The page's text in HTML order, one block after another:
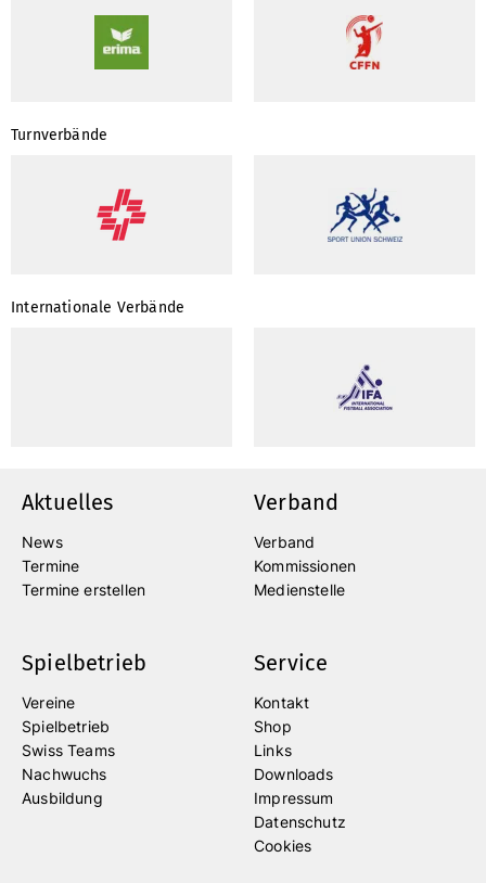
Turnverbände
Internationale Verbände
Aktuelles
News
Termine
Termine erstellen
Verband
Verband
Kommissionen
Medienstelle
Spielbetrieb
Vereine
Spielbetrieb
Swiss Teams
Nachwuchs
Ausbildung
Service
Kontakt
Shop
Links
Downloads
Impressum
Datenschutz
Cookies